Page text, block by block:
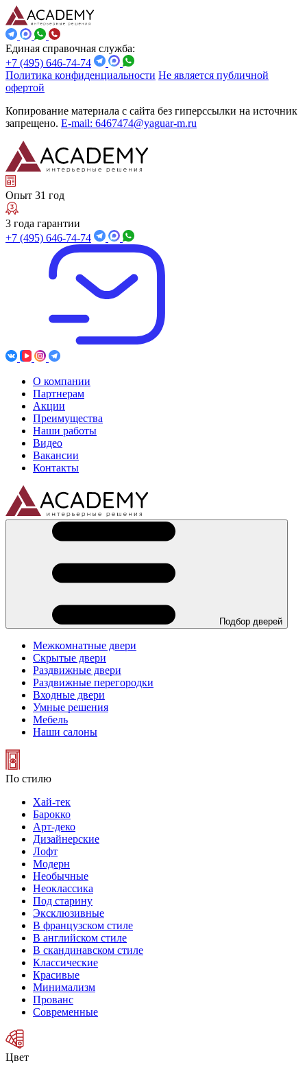
Единая справочная служба:
+7 (495) 646-74-74
Политика конфиденциальности Не является публичной
офертой
Копирование материала с сайта без гиперссылки на источник
запрещено. E-mail: 6467474@yaguar-m.ru
Опыт 31 год
3 года гарантии
+7 (495) 646-74-74
О компании
Партнерам
Акции
Преимущества
Наши работы
Видео
Вакансии
Контакты
Подбор дверей
Межкомнатные двери
Скрытые двери
Раздвижные двери
Раздвижные перегородки
Входные двери
Умные решения
Мебель
Наши салоны
По стилю
Хай-тек
Барокко
Арт-деко
Дизайнерские
Лофт
Модерн
Необычные
Неоклассика
Под старину
Эксклюзивные
В французском стиле
В английском стиле
В скандинавском стиле
Классические
Красивые
Минимализм
Прованс
Современные
Цвет